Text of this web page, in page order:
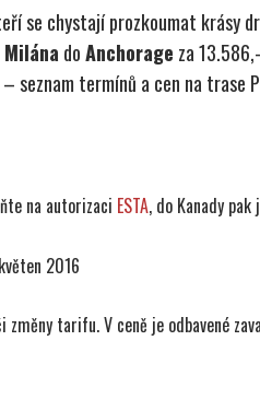
se chystají prozkoumat krásy
Milána doAnchorage za
seznam termínů a cen na trase
na autorizaci ESTA, do Kanady
2016
změny tarifu. V ceně je odbavené